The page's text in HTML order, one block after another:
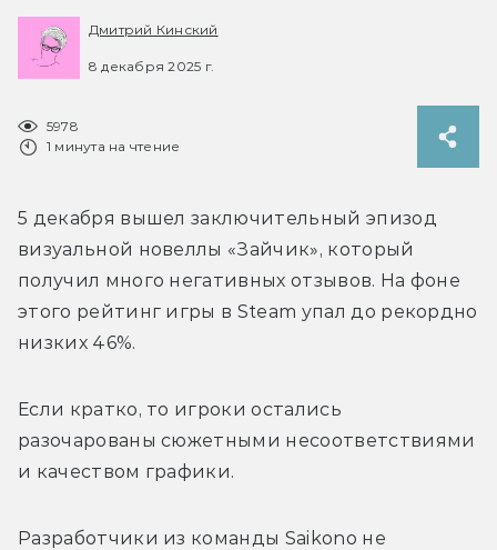
Дмитрий Кинский
8 декабря 2025 г.
5978
1 минута на чтение
5 декабря вышел заключительный эпизод
визуальной новеллы «Зайчик», который
получил много негативных отзывов. На фоне
этого рейтинг игры в Steam упал до рекордно
низких 46%.
Если кратко, то игроки остались
разочарованы сюжетными несоответствиями
и качеством графики.
Разработчики из команды Saikono не